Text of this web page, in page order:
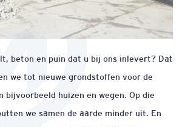
beton en puin dat u bij ons inlevert? Dat
we tot nieuwe grondstoffen voor de
bijvoorbeeld huizen en wegen. Op die
we samen de aarde minder uit. En